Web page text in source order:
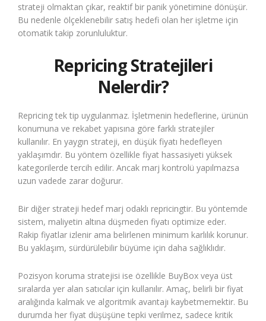
strateji olmaktan çıkar, reaktif bir panik yönetimine dönüşür.
Bu nedenle ölçeklenebilir satış hedefi olan her işletme için
otomatik takip zorunluluktur.
Repricing Stratejileri
Nelerdir?
Repricing tek tip uygulanmaz. İşletmenin hedeflerine, ürünün
konumuna ve rekabet yapısına göre farklı stratejiler
kullanılır. En yaygın strateji, en düşük fiyatı hedefleyen
yaklaşımdır. Bu yöntem özellikle fiyat hassasiyeti yüksek
kategorilerde tercih edilir. Ancak marj kontrolü yapılmazsa
uzun vadede zarar doğurur.
Bir diğer strateji hedef marj odaklı repricingtir. Bu yöntemde
sistem, maliyetin altına düşmeden fiyatı optimize eder.
Rakip fiyatlar izlenir ama belirlenen minimum karlılık korunur.
Bu yaklaşım, sürdürülebilir büyüme için daha sağlıklıdır.
Pozisyon koruma stratejisi ise özellikle BuyBox veya üst
sıralarda yer alan satıcılar için kullanılır. Amaç, belirli bir fiyat
aralığında kalmak ve algoritmik avantajı kaybetmemektir. Bu
durumda her fiyat düşüşüne tepki verilmez, sadece kritik